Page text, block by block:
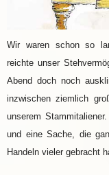
Wir waren schon so
reichte unser
Abend doch noch
inzwischen ziemlich
unserem
und eine Sache, die
Handeln vieler gebracht